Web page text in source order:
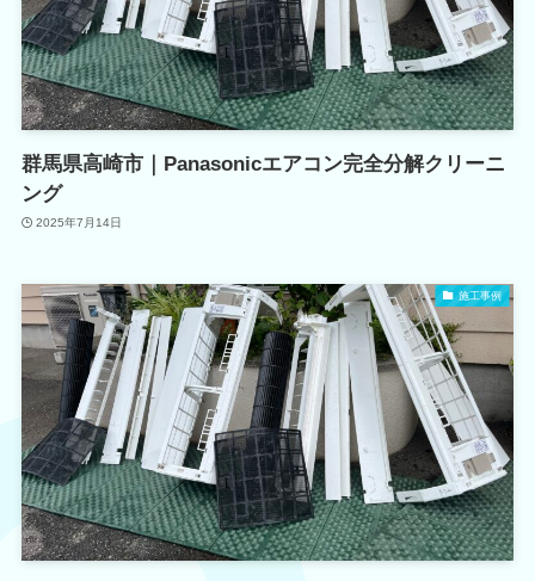
群馬県高崎市｜Panasonicエアコン完全分解クリーニ
ング
2025年7月14日
施工事例